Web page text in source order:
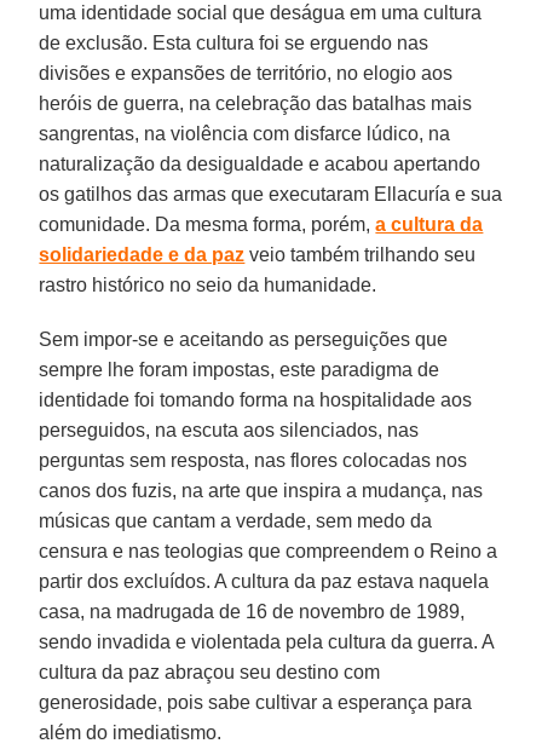
uma identidade social que deságua em uma cultura
de exclusão. Esta cultura foi se erguendo nas
divisões e expansões de território, no elogio aos
heróis de guerra, na celebração das batalhas mais
sangrentas, na violência com disfarce lúdico, na
naturalização da desigualdade e acabou apertando
os gatilhos das armas que executaram Ellacuría e sua
comunidade. Da mesma forma, porém,a cultura da
solidariedade e da paz veio também trilhando seu
rastro histórico no seio da humanidade.
Sem impor-se e aceitando as perseguições que
sempre lhe foram impostas, este paradigma de
identidade foi tomando forma na hospitalidade aos
perseguidos, na escuta aos silenciados, nas
perguntas sem resposta, nas flores colocadas nos
canos dos fuzis, na arte que inspira a mudança, nas
músicas que cantam a verdade, sem medo da
censura e nas teologias que compreendem o Reino a
partir dos excluídos. A cultura da paz estava naquela
casa, na madrugada de 16 de novembro de 1989,
sendo invadida e violentada pela cultura da guerra. A
cultura da paz abraçou seu destino com
generosidade, pois sabe cultivar a esperança para
além do imediatismo.